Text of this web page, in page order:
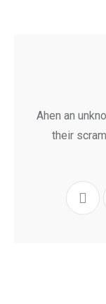
Ahen an
their